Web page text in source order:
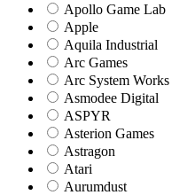
Apollo Game Lab
Apple
Aquila Industrial
Arc Games
Arc System Works
Asmodee Digital
ASPYR
Asterion Games
Astragon
Atari
Aurumdust